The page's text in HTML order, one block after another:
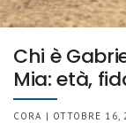
Chi è
Mia: età,
CORA | OTTOBRE 16,